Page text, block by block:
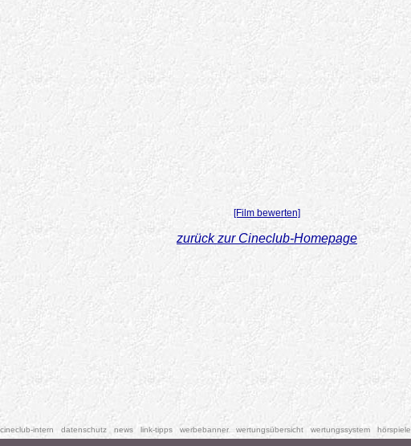
[Film bewerten]
zurück zur Cineclub-Homepage
cineclub-intern datenschutz news link-tipps werbebanner wertungsübersicht wertungssystem hörspiele